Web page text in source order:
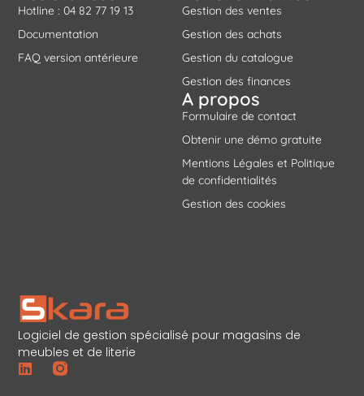
Logiciel de gestion spécialisé pour magasins de
meubles et de literie
Gestion des ventes
Gestion des achats
Gestion du catalogue
Gestion des finances
Hotline : 04 82 77 19 13
Documentation
FAQ version antérieure
A propos
Formulaire de contact
Obtenir une démo gratuite
Mentions Légales et Politique
de confidentialités
Gestion des cookies